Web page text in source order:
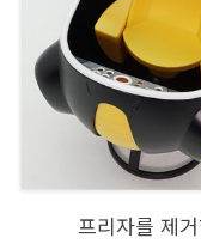
프리자를 제